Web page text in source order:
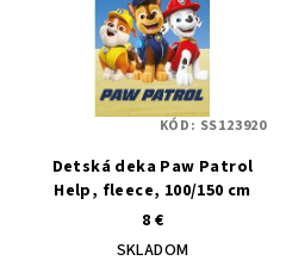
Detská deka Paw Patrol
Help, fleece, 100/150 cm
8 €
SKLADOM
KÓD: SS123920